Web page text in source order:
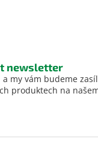
newsletter
my vám budeme
produktech na